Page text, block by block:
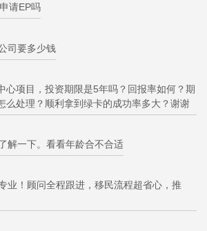
请EP吗
司要多少钱
心项目，投资期限是5年吗？回报率如何？期
么处理？顺利拿到绿卡的成功率多大？谢谢
解一下。看看年龄合不合适
业！顾问全程跟进，移民流程超省心，推